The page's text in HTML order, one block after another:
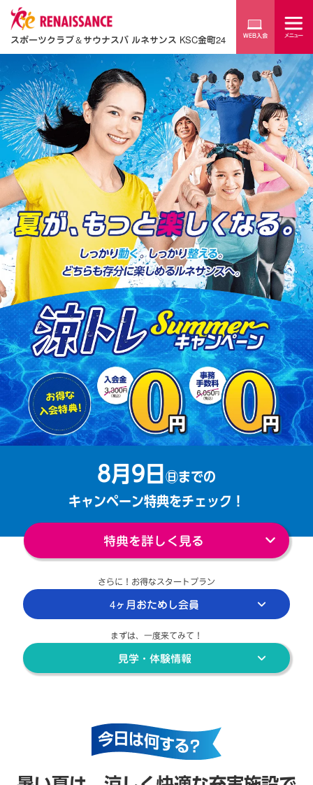
スポーツクラブ＆サウナスパ ルネサンス KSC金町24
8月9日 ㊐までの
キャンペーン特典をチェック！
特典を詳しく見る
さらに！お得なスタートプラン
4ヶ月おためし会員
まずは、一度来てみて！
見学・体験情報